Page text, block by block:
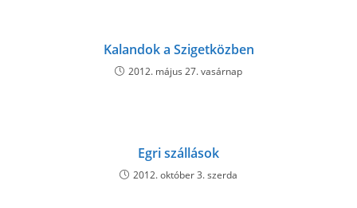
Kalandok a Szigetközben
2012. május 27. vasárnap
Egri szállások
2012. október 3. szerda